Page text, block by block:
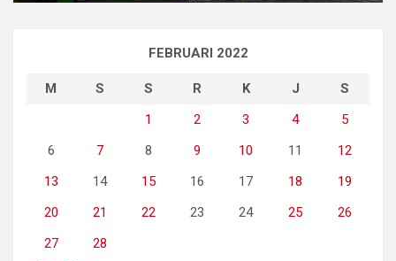
FEBRUARI 2022
M S S R K J
S
1
2 3 4
5
6
7 8 9 10 11
12
13
14 15 16 17 18
19
20
21 22 23 24 25
26
27
28